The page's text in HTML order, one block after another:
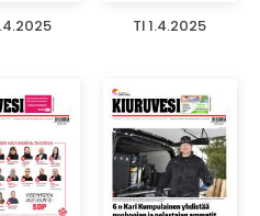
TI 1.4.2025